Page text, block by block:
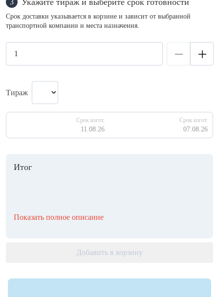
3
Срок доставки указывается в корзине и зависит от выбранной
транспортной компании и места назначения.
Тираж
Срок изгот.
11.08.26
Срок изгот.
07.08.26
Итог
Показать полное описание
Добавить в корзину